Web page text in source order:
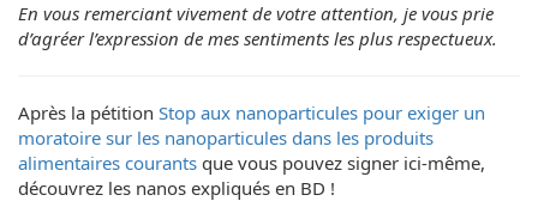
En vous remerciant vivement de votre attention, je vous prie
d’agréer l’expression de mes sentiments les plus respectueux.
Après la pétition Stop aux nanoparticules pour exiger un
moratoire sur les nanoparticules dans les produits
alimentaires courants que vous pouvez signer ici-même,
découvrez les nanos expliqués en BD !